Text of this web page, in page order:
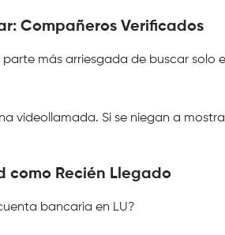
Compañeros Verificados
parte más arriesgada de buscar solo
videollamada. Si se niegan a
como Recién Llegado
bancaria en LU?